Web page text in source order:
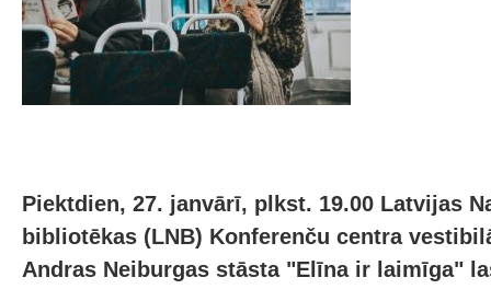
Piektdien, 27. janvārī, plkst. 19.00 Latvijas
bibliotēkas (LNB) Konferenču centra
Andras Neiburgas stāsta "Elīna ir laimīga"